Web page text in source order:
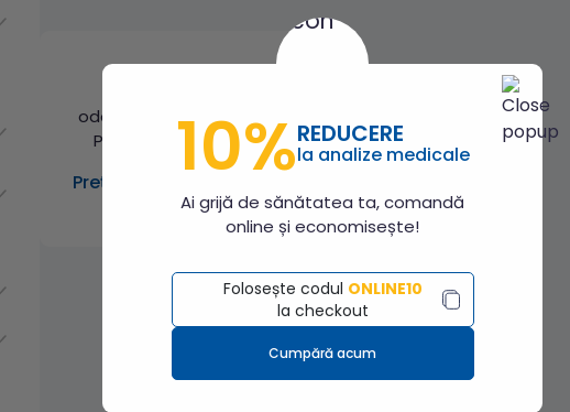
odoratum, Lolium perenne,
Phragmites communis,
Secale cereale, Holcus
Preț: 75.00 lei10%REDUCERE
la analize medicale
Ai grijă de sănătatea ta, comandă
online și economisește!
Folosește codul ONLINE10
la checkout
Cumpără acum